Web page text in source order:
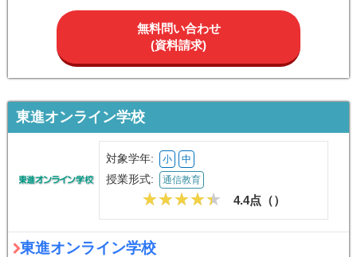
無料問い合わせ
(資料請求)
東進オンライン学校
対象学年: 小 中
授業形式: 通信教育
4.4点（）
東進オンライン学校